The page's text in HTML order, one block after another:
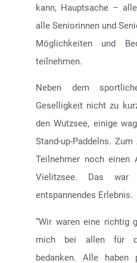
kann, Hauptsache –
alle Seniorinnen und
Möglichkeiten und
teilnehmen.
Neben dem
Geselligkeit nicht zu
den Wutzsee, einige
Stand-up-Paddelns.
Teilnehmer noch einen
Vielitzsee.
Das war
entspannendes Erlebnis.
“Wir waren eine richtig
mich bei allen für
bedanken. Alle